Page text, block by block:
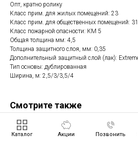
Опт, кратно ролику
Класс прим. для жилых помещений: 23
Класс прим. для общественных помещений: 31
Класс пожарной опасности: КМ 5
Общая толщина мм: 4,5
Толщина защитного слоя, мм: 0,35
Дополнительный защитный слой (лак):
Тип основы: дублированная
Ширина, м: 2,5/3/3,5/4
Смотрите также
Каталог Акции Позвонить